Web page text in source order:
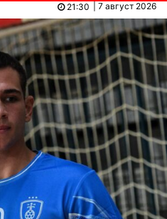
| 7 август 2026
21:30